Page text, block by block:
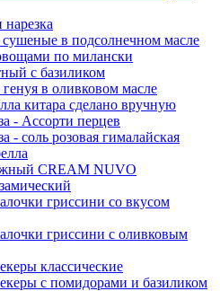
в подсолнечном масле
по милански
с базиликом
в оливковом масле
китара сделано вручную
- Ассорти перцев
- соль розовая гималайская
CREАM NUVO
гриссини со вкусом
гриссини с оливковым
классические
с помидорами и базиликом